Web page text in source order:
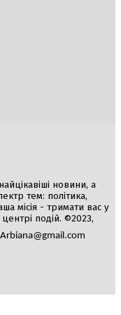
новини, а
тем: політика,
місія - тримати вас у
подій. ©2023,